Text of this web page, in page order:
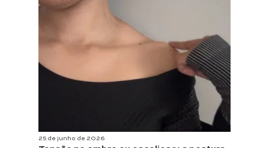
25 de junho de 2026